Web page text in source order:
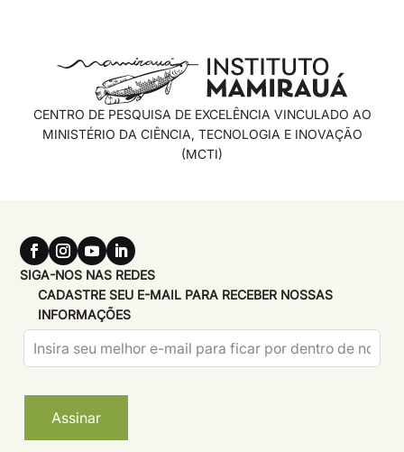
CENTRO DE PESQUISA DE EXCELÊNCIA VINCULADO AO
MINISTÉRIO DA CIÊNCIA, TECNOLOGIA E INOVAÇÃO
(MCTI)
SIGA-NOS NAS REDES
CADASTRE SEU E-MAIL PARA RECEBER NOSSAS
INFORMAÇÕES
Leave
this
blank
Assinar